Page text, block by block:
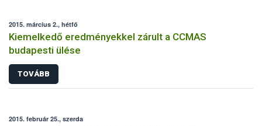
2015. március 2., hétfő
Kiemelkedő eredményekkel zárult a CCMAS
budapesti ülése
TOVÁBB
2015. február 25., szerda